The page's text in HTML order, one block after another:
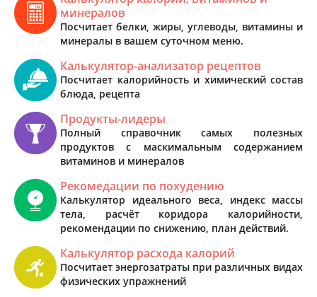
минералов
Посчитает белки, жиры, углеводы, витамины и
минералы в вашем суточном меню.
Калькулятор-анализатор рецептов
Посчитает калорийность и химический состав
блюда, рецепта
Продукты-лидеры
Полный справочник самых полезных
продуктов с маскимальным содержанием
витаминов и минералов
Рекомедации по похудению
Калькулятор идеального веса, индекс массы
тела, расчёт коридора калорийности,
рекомендации по снижению, план действий.
Калькулятор расхода калорий
Посчитает энергозатраты при различных видах
физических упражнений